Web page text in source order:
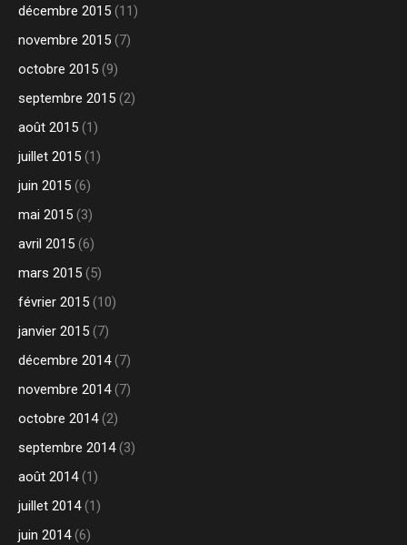
décembre 2015 (11)
novembre 2015 (7)
octobre 2015 (9)
septembre 2015 (2)
août 2015 (1)
juillet 2015 (1)
juin 2015 (6)
mai 2015 (3)
avril 2015 (6)
mars 2015 (5)
février 2015 (10)
janvier 2015 (7)
décembre 2014(7)
novembre 2014(7)
octobre 2014(2)
septembre 2014(3)
août 2014(1)
juillet 2014(1)
juin 2014(6)